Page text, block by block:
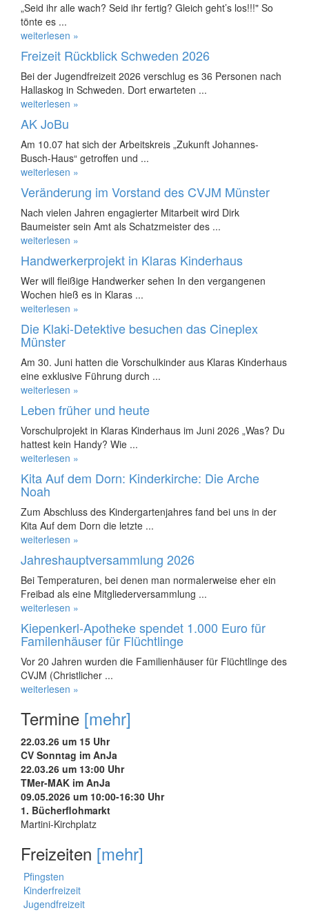
„Seid ihr alle wach? Seid ihr fertig? Gleich geht’s los!!!" So
tönte es ...
weiterlesen »
Freizeit Rückblick Schweden 2026
Bei der Jugendfreizeit 2026 verschlug es 36 Personen nach
Hallaskog in Schweden. Dort erwarteten ...
weiterlesen »
AK JoBu
Am 10.07 hat sich der Arbeitskreis „Zukunft Johannes-
Busch-Haus“ getroffen und ...
weiterlesen »
Veränderung im Vorstand des CVJM Münster
Nach vielen Jahren engagierter Mitarbeit wird Dirk
Baumeister sein Amt als Schatzmeister des ...
weiterlesen »
Handwerkerprojekt in Klaras Kinderhaus
Wer will fleißige Handwerker sehen In den vergangenen
Wochen hieß es in Klaras ...
weiterlesen »
Die Klaki-Detektive besuchen das Cineplex
Münster
Am 30. Juni hatten die Vorschulkinder aus Klaras Kinderhaus
eine exklusive Führung durch ...
weiterlesen »
Leben früher und heute
Vorschulprojekt in Klaras Kinderhaus im Juni 2026 „Was? Du
hattest kein Handy? Wie ...
weiterlesen »
Kita Auf dem Dorn: Kinderkirche: Die Arche
Noah
Zum Abschluss des Kindergartenjahres fand bei uns in der
Kita Auf dem Dorn die letzte ...
weiterlesen »
Jahreshauptversammlung 2026
Bei Temperaturen, bei denen man normalerweise eher ein
Freibad als eine Mitgliederversammlung ...
weiterlesen »
Kiepenkerl-Apotheke spendet 1.000 Euro für
Familenhäuser für Flüchtlinge
Vor 20 Jahren wurden die Familienhäuser für Flüchtlinge des
CVJM (Christlicher ...
weiterlesen »
Termine [mehr]
22.03.26 um 15 Uhr
CV Sonntag im AnJa
22.03.26 um 13:00 Uhr
TMer-MAK im AnJa
09.05.2026 um 10:00-16:30 Uhr
1. Bücherflohmarkt
Martini-Kirchplatz
Freizeiten [mehr]
Pfingsten
Kinderfreizeit
Jugendfreizeit